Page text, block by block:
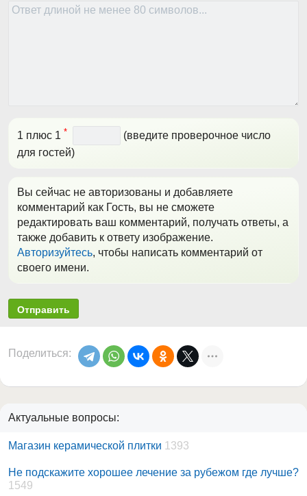
1 плюс 1 *
(введите проверочное число
для гостей)
Вы сейчас не авторизованы и добавляете
комментарий как Гость, вы не сможете
редактировать ваш комментарий, получать ответы, а
также добавить к ответу изображение.
Авторизуйтесь, чтобы написать комментарий от
своего имени.
Отправить
Поделиться:
Актуальные вопросы:
Магазин керамической плитки 1393
Не подскажите хорошее лечение за рубежом где лучше?
1549